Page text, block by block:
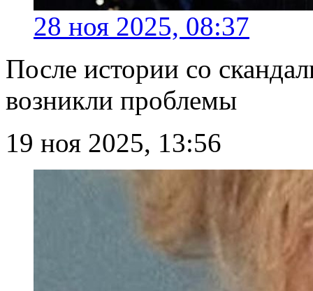
28 ноя 2025, 08:37
После истории со
возникли проблемы
19 ноя 2025, 13:56